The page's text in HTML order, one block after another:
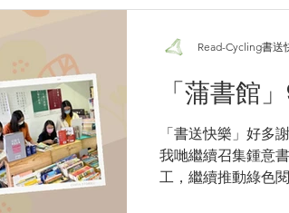
「蒲書館
「書送快樂」好多
我哋繼續召集鍾意
工，繼續推動綠色
Read-Cycling書送